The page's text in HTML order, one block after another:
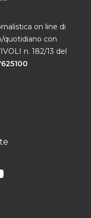
on line di
quotidiano con
n. 182/13 del